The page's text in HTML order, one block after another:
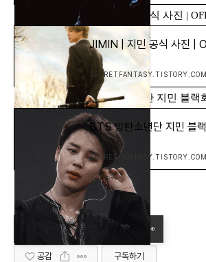
[방탄소년단] - JIMIN | 지민 공식 사진 |
SECRETFANTASY.TISTORY.COM
[방탄소년단] - BTS 방탄소년단 지민 블랙
BTS 방탄소년단 지민 블
SECRETFANTASY.TISTORY.COM
공감 구독하기